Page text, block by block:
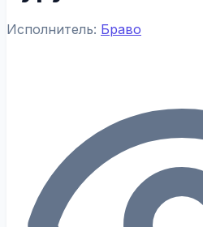
Исполнитель: Браво